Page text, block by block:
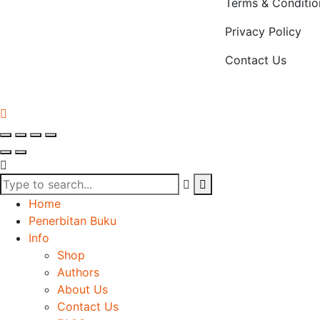
Terms &
Privacy Policy
Contact Us
Home
Penerbitan Buku
Info
Shop
Authors
About Us
Contact Us